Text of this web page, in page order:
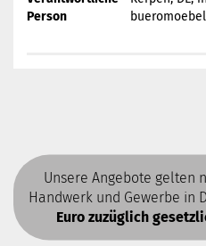
Person
Unsere Angebote gelten
Handwerk und Gewerbe in
Euro zuzüglich